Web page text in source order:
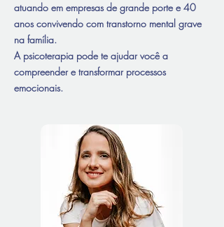
atuando em empresas de grande porte e 40
anos convivendo com transtorno mental grave
na família.
A psicoterapia pode te ajudar você a
compreender e transformar processos
emocionais.​